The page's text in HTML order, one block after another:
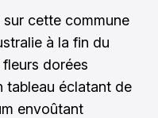
sur cette commune
à la fin du
dorées
tableau éclatant de
envoûtant